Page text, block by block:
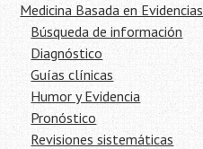
Medicina Basada en Evidencias
Búsqueda de información
Diagnóstico
Guías clínicas
Humor y Evidencia
Pronóstico
Revisiones sistemáticas